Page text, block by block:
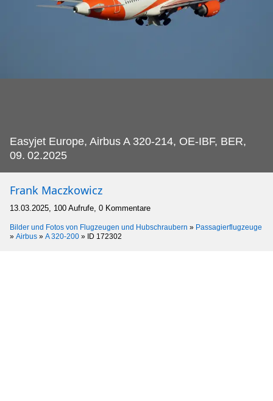
Easyjet Europe, Airbus A 320-214, OE-IBF, BER,
09. 02.2025
Frank Maczkowicz
13.03.2025, 100 Aufrufe, 0 Kommentare
Bilder und Fotos von Flugzeugen und Hubschraubern » Passagierflugzeuge
» Airbus » A 320-200 » ID 172302